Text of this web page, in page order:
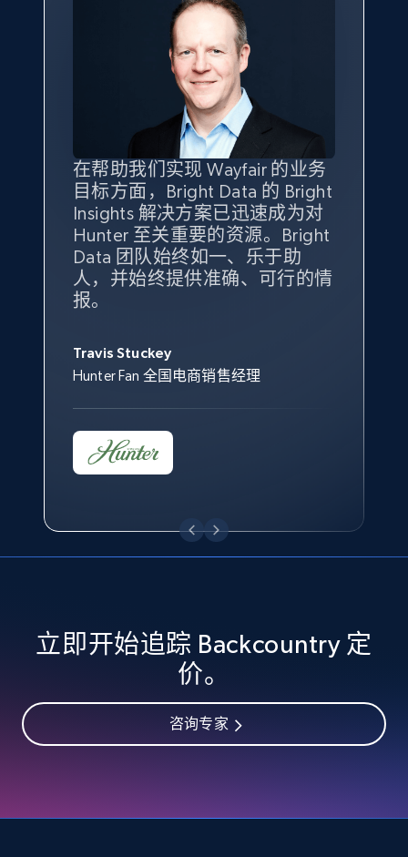
eBay - Gather data on products using
specified keywords
URL, Product id, Title, Seller name, Seller rating,
Seller reviews, Breadcrumbs, Root category, and
2.5K+ 358+ 立即开始
eBay - Collect products from shops on eBay
URL, Product id, Title, Seller name, Seller rating,
Seller reviews, Breadcrumbs, Root category, and
358+
eBay - Collect records by category
more.
Google Shopping
URL, Product id, Title, Product description,
Rating, Reviews count, Images, Variations, and
在帮助我们实现 Wayfair 的业务
目标方面，Bright Data 的 Bright
Insights 解决方案已迅速成为对
Hunter 至关重要的资源。Bright
Data 团队始终如一、乐于助
人，并始终提供准确、可行的情
报。
Travis Stuckey
Hunter Fan 全国电商销售经理
Bright Insights 的数据极大地支
持了我们公司的目标。每个产品
类别的市场份额帮助我们以主要
竞争对手为基准，而供应商的销
售情况则从战术上帮助我们的营
销团队扩大产品种类。
Overstock 的客户战略与洞察总监
我们之所以选择 Bright
Insights，是因为它能够跟踪销
售情况，并绘制对我们业务至关
重要的竞争产品类别图。
Yael Fridman
Keter 的市场总监
借助 Bright Data 的解决方案，
我们获得了对市场领域、产品、
竞争格局以及消费者行为趋势的
独特且全面的洞察。
Beverly Taylor
Kingston Brass, Inc. 商品规划总监
立即开始追踪 Backcountry 定
价。
咨询专家